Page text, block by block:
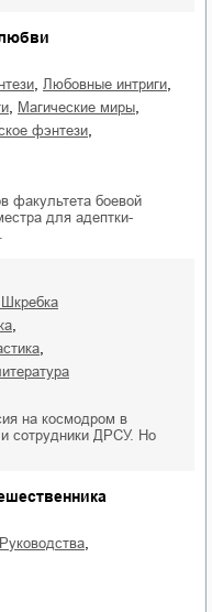
, любовные интриги,
, магические миры,
фэнтези,
факультета боевой
для адептки-
Шкребка
,
,
на космодром в
сотрудники ДРСУ. Но
руководства,